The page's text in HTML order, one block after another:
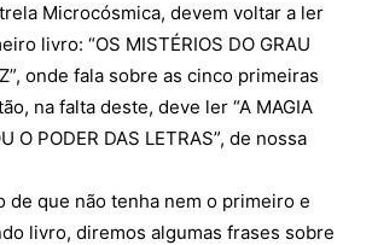
Microcósmica, devem voltar a ler
livro: “OS MISTÉRIOS DO GRAU
onde fala sobre as cinco primeiras
na falta deste, deve ler “A MAGIA
O PODER DAS LETRAS”, de nossa
de que não tenha nem o primeiro e
livro, diremos algumas frases sobre